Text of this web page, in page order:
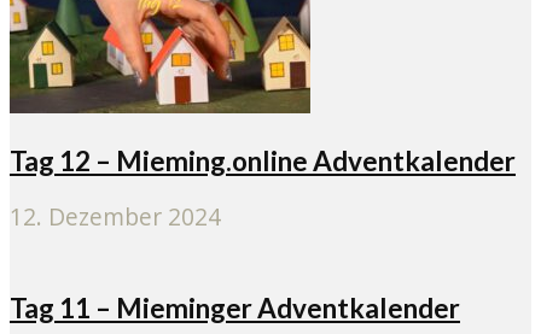
Tag 12 – Mieming.online Adventkalender
12. Dezember 2024
Tag 11 – Mieminger Adventkalender